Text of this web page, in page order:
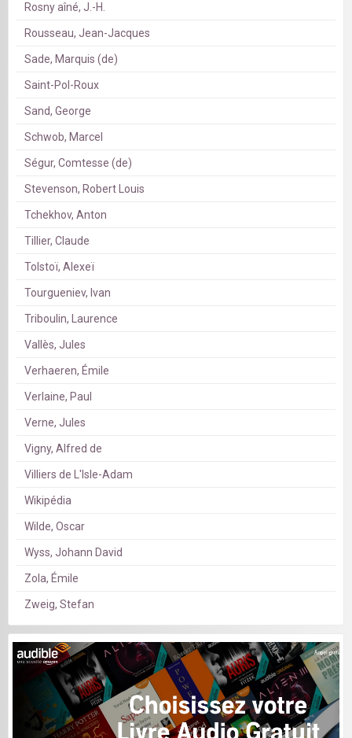
Rosny aîné, J.-H.
Rousseau, Jean-Jacques
Sade, Marquis (de)
Saint-Pol-Roux
Sand, George
Schwob, Marcel
Ségur, Comtesse (de)
Stevenson, Robert Louis
Tchekhov, Anton
Tillier, Claude
Tolstoï, Alexeï
Tourgueniev, Ivan
Triboulin, Laurence
Vallès, Jules
Verhaeren, Émile
Verlaine, Paul
Verne, Jules
Vigny, Alfred de
Villiers de L'Isle-Adam
Wikipédia
Wilde, Oscar
Wyss, Johann David
Zola, Émile
Zweig, Stefan